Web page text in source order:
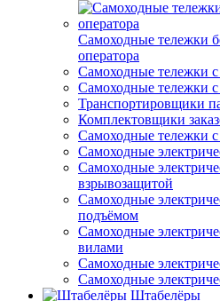
Самоходные тележки
оператора
Самоходные тележки
Самоходные тележки
Транспортировщики
Комплектовщики
Самоходные тележки с
Самоходные
Самоходные
взрывозащитой
Самоходные
подъёмом
Самоходные
вилами
Самоходные
Самоходные
Штабелёры